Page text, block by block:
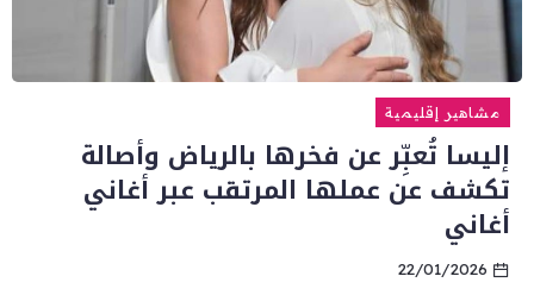
مشاهير إقليمية
إليسا تُعبِّر عن فخرها بالرياض وأصالة
تكشف عن عملها المرتقب عبر أغاني
أغاني
22/01/2026